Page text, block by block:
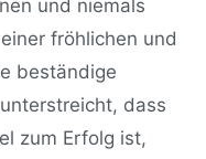
und niemals
fröhlichen und
beständige
dass
zum Erfolg ist,